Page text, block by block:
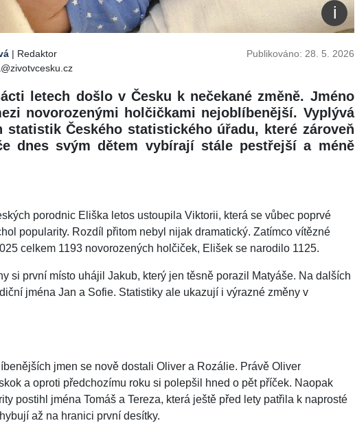
| Redaktor
Publikováno: 28. 5. 2026
letech došlo v Česku k nečekané změně. Jméno
novorozenými holčičkami nejoblíbenější. Vyplývá
statistik Českého statistického úřadu, které zároveň
dnes svým dětem vybírají stále pestřejší a méně
porodnic Eliška letos ustoupila Viktorii, která se vůbec poprvé
popularity. Rozdíl přitom nebyl nijak dramatický. Zatímco vítězné
celkem 1193 novorozených holčiček, Elišek se narodilo 1125.
si první místo uhájil Jakub, který jen těsně porazil Matyáše. Na dalších
jména Jan a Sofie. Statistiky ale ukazují i výrazné změny v
jmen se nově dostali Oliver a Rozálie. Právě Oliver
a oproti předchozímu roku si polepšil hned o pět příček. Naopak
postihl jména Tomáš a Tereza, která ještě před lety patřila k naprosté
až na hranici první desítky.